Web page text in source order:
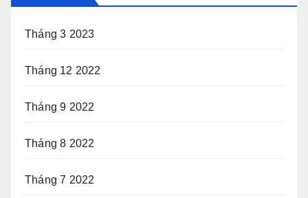
Tháng 3 2023
Tháng 12 2022
Tháng 9 2022
Tháng 8 2022
Tháng 7 2022